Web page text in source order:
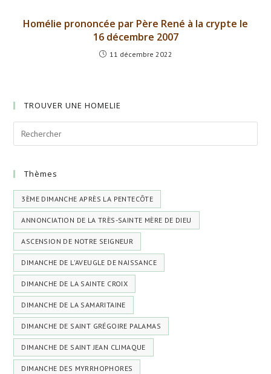
Homélie prononcée par Père René à la crypte le
16 décembre 2007
11 décembre 2022
TROUVER UNE HOMELIE
Thèmes
3ÈME DIMANCHE APRÈS LA PENTECÔTE
ANNONCIATION DE LA TRÈS-SAINTE MÈRE DE DIEU
ASCENSION DE NOTRE SEIGNEUR
DIMANCHE DE L'AVEUGLE DE NAISSANCE
DIMANCHE DE LA SAINTE CROIX
DIMANCHE DE LA SAMARITAINE
DIMANCHE DE SAINT GRÉGOIRE PALAMAS
DIMANCHE DE SAINT JEAN CLIMAQUE
DIMANCHE DES MYRRHOPHORES